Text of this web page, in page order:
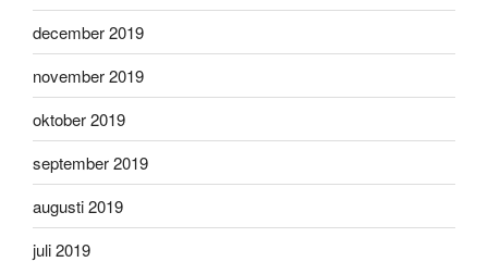
december 2019
november 2019
oktober 2019
september 2019
augusti 2019
juli 2019